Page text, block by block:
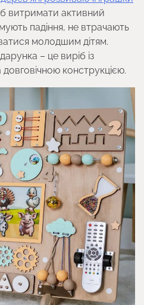
витримати активний
падіння, не втрачають
молодшим дітям.
– це виріб із
конструкцією.